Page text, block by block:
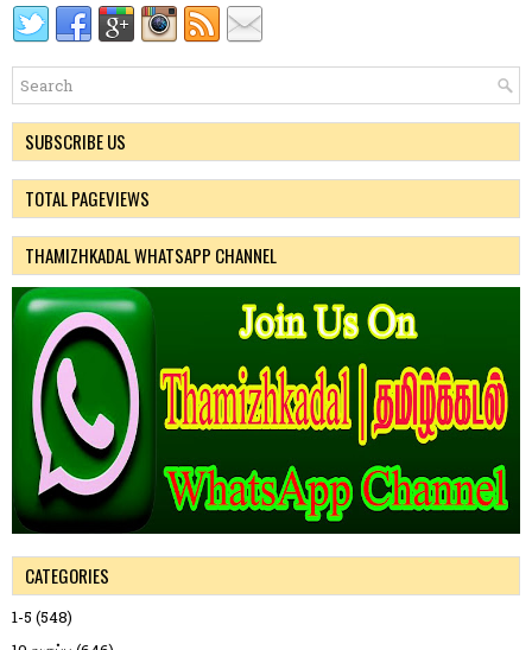
SUBSCRIBE US
TOTAL PAGEVIEWS
THAMIZHKADAL WHATSAPP CHANNEL
CATEGORIES
1-5 (548)